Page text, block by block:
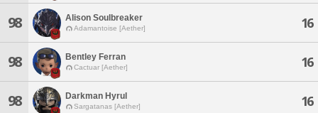
98 Alison Soulbreaker
Adamantoise [Aether] 16
98 Bentley Ferran
Cactuar [Aether] 16
98 Darkman Hyrul
Sargatanas [Aether] 16